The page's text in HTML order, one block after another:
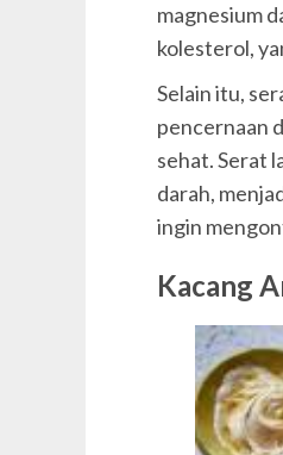
magnesium
kolesterol,
Selain itu,
pencernaan
sehat. Serat
darah,
ingin
Kacang